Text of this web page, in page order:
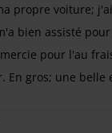
propre voiture;
bien assisté
pour l'au
En gros; une belle